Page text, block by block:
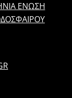
ΈΝΩΣΗ